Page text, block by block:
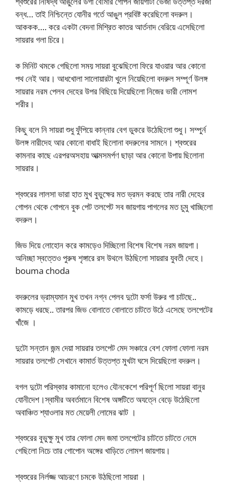
বন্ধ… তাই নিশ্চিন্তে যোনীর গর্তে আঙুল প্রবিষ্ট করেছিলো বদরুল।
আককক…. করে একটা বেদনা মিশ্রিত কাতর আর্তনাদ বেরিয়ে এসেছিলো
সায়রার গলা চিরে।
ক মিনিট থমকে গেছিলো সময় সায়রা বুঝেছিলো ফিরে যাওয়ার আর কোনো
পথ নেই আর। আধখোলা সালোয়ারটা খুলে নিয়েছিলো বদরুল সম্পূর্ণ উলঙ্গ
সায়রার নরম পেলব দেহের উপর বিছিয়ে দিয়েছিলো নিজের ভারী লোমশ
শরীর।
কিছু বলে নি সায়রা শুধু ফুঁপিয়ে কান্নার বেগ ডুকরে উঠেছিলো শুধু। সম্পুর্ন
উলঙ্গ নারীদেহ আর কোনো বাধাই ছিলোনা বদরুলের সামনে। শ্বশুরের
কামনার কাছে এরপরঅসহায় আত্মসমর্পণ ছাড়া আর কোনো উপায় ছিলোনা
সায়রার।
শ্বশুরের লালসা ভারা হাত মুখ বুভুক্ষের মত ভ্রমন করছে তার নারী দেহের
গোপন থেকে গোপনে বুক পেট তলপেট সব জায়গায় পাগলের মত চুমু খাচ্ছিলো
বদরুল।
জিভ দিয়ে লোহোন করে কামড়েও দিচ্ছিলো বিশেষ বিশেষ নরম জায়গা।
অনিচ্ছা স্বত্তেও পুরুষ শৃঙ্গারে রস উথলে উঠছিলো সায়রার যুবতী দেহে।
bouma choda
বদরুলের ভ্রাম্যমান মুখ তখন নগ্ন পেলব দুটো ফর্সা উরুর গা চাটছে..
কামড়ে ধরছে.. তারপর জিভ বোলাতে বোলাতে চাটতে উঠে এসেছে তলপেটের
খাঁজে ।
দুটো সন্তান জন্ম দেয়া সায়রার তলপেট মেদ সঞ্চারে বেশ ফোলা ফোলা নরম
সায়রার তলপেট সেখানে কামার্ত উত্তপ্ত মুখটা ঘসে দিয়েছিলো বদরুল।
বগল দুটো পরিস্কার কামানো হলেও যৌনকেশে পরিপূর্ণ ছিলো সায়রা বানুর
যোনীদেশ।স্বামীর অবর্তমানে বিশেষ অঙ্গটিতে অযত্নে বেড়ে উঠেছিলো
অবাঞ্চিত শ্যাওলার মত মেয়েলী লোমের ঝাট ।
শ্বশুরের বুভুক্ষু মুখ তার ফোলা মেদ জমা তলপেটের চাটতে চাটতে নেমে
গেছিলো নিচে তার গোপোন অঙ্গের খাড়িতে লোমশ জায়গায়।
শ্বশুরের নির্লজ্জ আচরণে চমকে উঠছিলো সায়রা ।